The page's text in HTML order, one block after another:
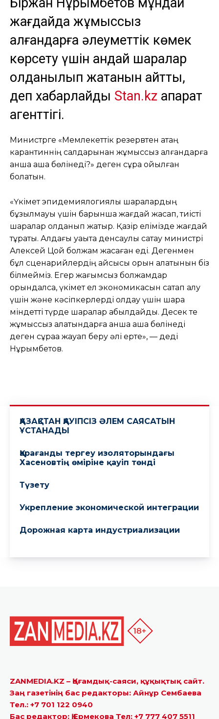
ZANMEDIA.KZ – Қоғамдық-саяси, құқықтық сайт.
Заң газетінің бас редакторы: Айнұр Сембаева
Тел.: +7 701 122 0940
Бас редактор: Қ.Ермекова Тел: +7 777 407 5511